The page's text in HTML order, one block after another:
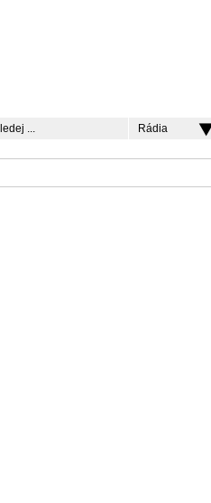
Rádia